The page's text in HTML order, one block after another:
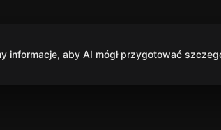
informacje, aby AI mógł przygotować